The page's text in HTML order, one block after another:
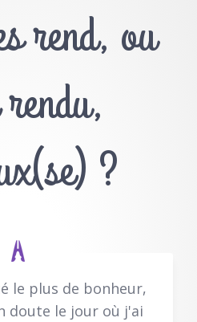
rend, ou
?
le plus de bonheur,
doute le jour où j'ai